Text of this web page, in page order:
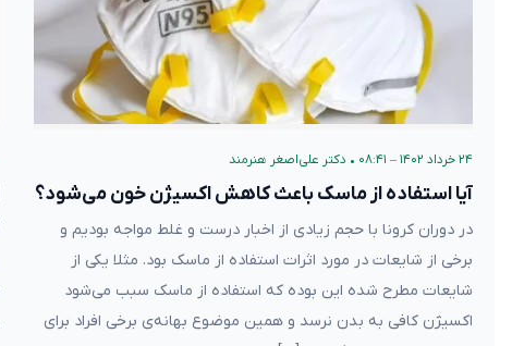
۲۴ خرداد ۱۴۰۲ – ۰۸:۴۱ • دکتر علی‌اصغر هنرمند
آیا استفاده از ماسک باعث کاهش اکسیژن خون می‌شود؟
در دوران کرونا با حجم زیادی از اخبار درست و غلط مواجه بودیم و
برخی از شایعات در مورد اثرات استفاده از ماسک بود. مثلا یکی از
شایعات مطرح شده این بوده که استفاده از ماسک سبب می‌شود
اکسیژن کافی به بدن نرسد و همین موضوع بهانه‌‌ی برخی افراد برای